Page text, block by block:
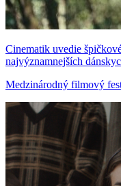
Cinematik uvedie
najvýznamnejších
Medzinárodný filmový